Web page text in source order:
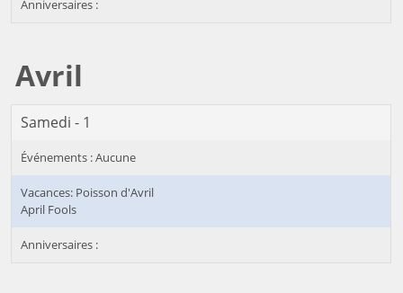
Avril
Samedi - 1
Poisson d'Avril
April Fools